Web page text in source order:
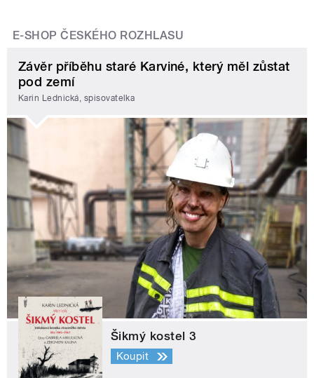
E-SHOP ČESKÉHO ROZHLASU
Závěr příběhu staré Karviné, který měl zůstat
pod zemí
Karin Lednická, spisovatelka
Šikmý kostel 3
Koupit